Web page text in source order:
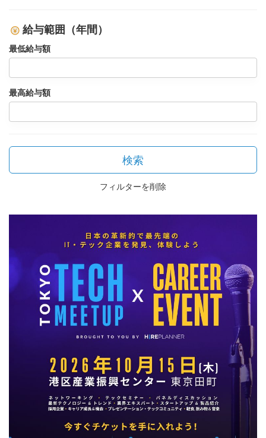
給与範囲（年間）
最低給与額
最高給与額
検索
フィルターを削除